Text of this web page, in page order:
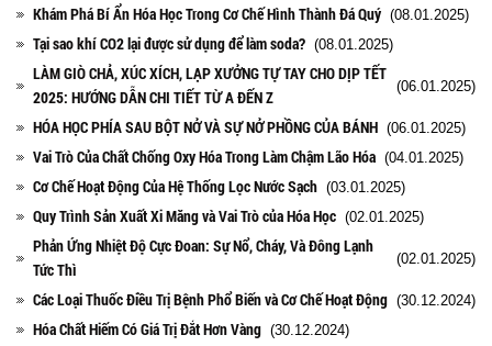
Khám Phá Bí Ẩn Hóa Học Trong Cơ Chế Hình Thành Đá Quý (08.01.2025)
Tại sao khí CO2 lại được sử dụng để làm soda? (08.01.2025)
LÀM GIÒ CHẢ, XÚC XÍCH, LẠP XƯỞNG TỰ TAY CHO DỊP TẾT
2025: HƯỚNG DẪN CHI TIẾT TỪ A ĐẾN Z
(06.01.2025)
HÓA HỌC PHÍA SAU BỘT NỞ VÀ SỰ NỞ PHỒNG CỦA BÁNH (06.01.2025)
Vai Trò Của Chất Chống Oxy Hóa Trong Làm Chậm Lão Hóa (04.01.2025)
Cơ Chế Hoạt Động Của Hệ Thống Lọc Nước Sạch (03.01.2025)
Quy Trình Sản Xuất Xi Măng và Vai Trò của Hóa Học (02.01.2025)
Phản Ứng Nhiệt Độ Cực Đoan: Sự Nổ, Cháy, Và Đông Lạnh
Tức Thì
(02.01.2025)
Các Loại Thuốc Điều Trị Bệnh Phổ Biến và Cơ Chế Hoạt Động (30.12.2024)
Hóa Chất Hiếm Có Giá Trị Đắt Hơn Vàng (30.12.2024)